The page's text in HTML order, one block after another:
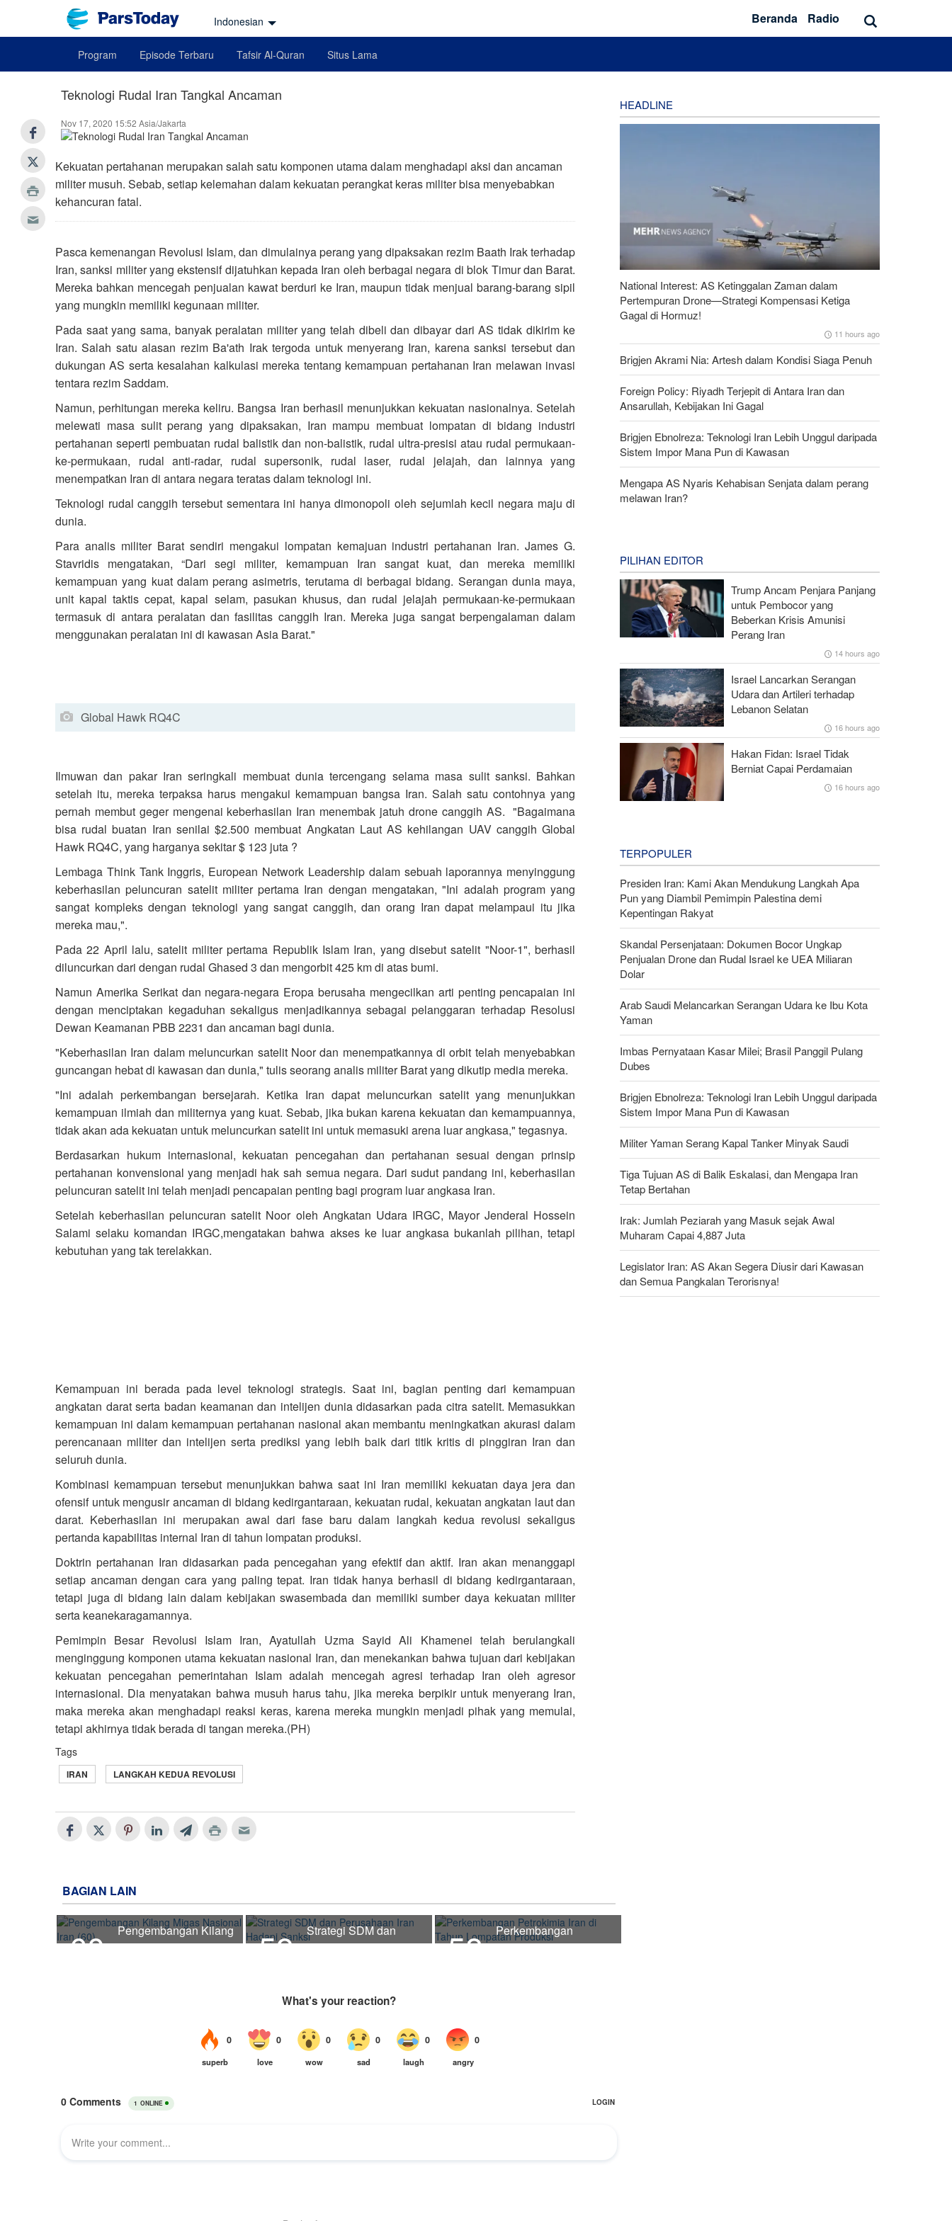
Indonesian Beranda Radio
Program Episode Terbaru Tafsir Al-Quran Situs Lama
Teknologi Rudal Iran Tangkal Ancaman
Nov 17, 2020 15:52 Asia/Jakarta
Kekuatan pertahanan merupakan salah satu komponen utama dalam menghadapi aksi dan ancaman
militer musuh. Sebab, setiap kelemahan dalam kekuatan perangkat keras militer bisa menyebabkan
kehancuran fatal.
Pasca kemenangan Revolusi Islam, dan dimulainya perang yang dipaksakan rezim Baath Irak terhadap
Iran, sanksi militer yang ekstensif dijatuhkan kepada Iran oleh berbagai negara di blok Timur dan Barat.
Mereka bahkan mencegah penjualan kawat berduri ke Iran, maupun tidak menjual barang-barang sipil
yang mungkin memiliki kegunaan militer.
Pada saat yang sama, banyak peralatan militer yang telah dibeli dan dibayar dari AS tidak dikirim ke
Iran. Salah satu alasan rezim Ba'ath Irak tergoda untuk menyerang Iran, karena sanksi tersebut dan
dukungan AS serta kesalahan kalkulasi mereka tentang kemampuan pertahanan Iran melawan invasi
tentara rezim Saddam.
Namun, perhitungan mereka keliru. Bangsa Iran berhasil menunjukkan kekuatan nasionalnya. Setelah
melewati masa sulit perang yang dipaksakan, Iran mampu membuat lompatan di bidang industri
pertahanan seperti pembuatan rudal balistik dan non-balistik, rudal ultra-presisi atau rudal permukaan-
ke-permukaan, rudal anti-radar, rudal supersonik, rudal laser, rudal jelajah, dan lainnya yang
menempatkan Iran di antara negara teratas dalam teknologi ini.
Teknologi rudal canggih tersebut sementara ini hanya dimonopoli oleh sejumlah kecil negara maju di
dunia.
Para analis militer Barat sendiri mengakui lompatan kemajuan industri pertahanan Iran. James G.
Stavridis mengatakan, “Dari segi militer, kemampuan Iran sangat kuat, dan mereka memiliki
kemampuan yang kuat dalam perang asimetris, terutama di berbagai bidang. Serangan dunia maya,
unit kapal taktis cepat, kapal selam, pasukan khusus, dan rudal jelajah permukaan-ke-permukaan
termasuk di antara peralatan dan fasilitas canggih Iran. Mereka juga sangat berpengalaman dalam
menggunakan peralatan ini di kawasan Asia Barat."
Global Hawk RQ4C
Ilmuwan dan pakar Iran seringkali membuat dunia tercengang selama masa sulit sanksi. Bahkan
setelah itu, mereka terpaksa harus mengakui kemampuan bangsa Iran. Salah satu contohnya yang
pernah membut geger mengenai keberhasilan Iran menembak jatuh drone canggih AS. "Bagaimana
bisa rudal buatan Iran senilai $2.500 membuat Angkatan Laut AS kehilangan UAV canggih Global
Hawk RQ4C, yang harganya sekitar $ 123 juta ?
Lembaga Think Tank Inggris, European Network Leadership dalam sebuah laporannya menyinggung
keberhasilan peluncuran satelit militer pertama Iran dengan mengatakan, "Ini adalah program yang
sangat kompleks dengan teknologi yang sangat canggih, dan orang Iran dapat melampaui itu jika
mereka mau,".
Pada 22 April lalu, satelit militer pertama Republik Islam Iran, yang disebut satelit "Noor-1", berhasil
diluncurkan dari dengan rudal Ghased 3 dan mengorbit 425 km di atas bumi.
Namun Amerika Serikat dan negara-negara Eropa berusaha mengecilkan arti penting pencapaian ini
dengan menciptakan kegaduhan sekaligus menjadikannya sebagai pelanggaran terhadap Resolusi
Dewan Keamanan PBB 2231 dan ancaman bagi dunia.
"Keberhasilan Iran dalam meluncurkan satelit Noor dan menempatkannya di orbit telah menyebabkan
guncangan hebat di kawasan dan dunia," tulis seorang analis militer Barat yang dikutip media mereka.
"Ini adalah perkembangan bersejarah. Ketika Iran dapat meluncurkan satelit yang menunjukkan
kemampuan ilmiah dan militernya yang kuat. Sebab, jika bukan karena kekuatan dan kemampuannya,
tidak akan ada kekuatan untuk meluncurkan satelit ini untuk memasuki arena luar angkasa," tegasnya.
Berdasarkan hukum internasional, kekuatan pencegahan dan pertahanan sesuai dengan prinsip
pertahanan konvensional yang menjadi hak sah semua negara. Dari sudut pandang ini, keberhasilan
peluncuran satelit ini telah menjadi pencapaian penting bagi program luar angkasa Iran.
Setelah keberhasilan peluncuran satelit Noor oleh Angkatan Udara IRGC, Mayor Jenderal Hossein
Salami selaku komandan IRGC,mengatakan bahwa akses ke luar angkasa bukanlah pilihan, tetapi
kebutuhan yang tak terelakkan.
Kemampuan ini berada pada level teknologi strategis. Saat ini, bagian penting dari kemampuan
angkatan darat serta badan keamanan dan intelijen dunia didasarkan pada citra satelit. Memasukkan
kemampuan ini dalam kemampuan pertahanan nasional akan membantu meningkatkan akurasi dalam
perencanaan militer dan intelijen serta prediksi yang lebih baik dari titik kritis di pinggiran Iran dan
seluruh dunia.
Kombinasi kemampuan tersebut menunjukkan bahwa saat ini Iran memiliki kekuatan daya jera dan
ofensif untuk mengusir ancaman di bidang kedirgantaraan, kekuatan rudal, kekuatan angkatan laut dan
darat. Keberhasilan ini merupakan awal dari fase baru dalam langkah kedua revolusi sekaligus
pertanda kapabilitas internal Iran di tahun lompatan produksi.
Doktrin pertahanan Iran didasarkan pada pencegahan yang efektif dan aktif. Iran akan menanggapi
setiap ancaman dengan cara yang paling tepat. Iran tidak hanya berhasil di bidang kedirgantaraan,
tetapi juga di bidang lain dalam kebijakan swasembada dan memiliki sumber daya kekuatan militer
serta keanekaragamannya.
Pemimpin Besar Revolusi Islam Iran, Ayatullah Uzma Sayid Ali Khamenei telah berulangkali
menginggung komponen utama kekuatan nasional Iran, dan menekankan bahwa tujuan dari kebijakan
kekuatan pencegahan pemerintahan Islam adalah mencegah agresi terhadap Iran oleh agresor
internasional. Dia menyatakan bahwa musuh harus tahu, jika mereka berpikir untuk menyerang Iran,
maka mereka akan menghadapi reaksi keras, karena mereka mungkin menjadi pihak yang memulai,
tetapi akhirnya tidak berada di tangan mereka.(PH)
Tags
IRAN LANGKAH KEDUA REVOLUSI
BAGIAN LAIN
60
Pengembangan Kilang
Migas Nasional Iran
59
Strategi SDM dan
Perusahaan Iran
58
Perkembangan
Petrokimia Iran di Tahun
HEADLINE
National Interest: AS Ketinggalan Zaman dalam
Pertempuran Drone—Strategi Kompensasi Ketiga
Gagal di Hormuz!
11 hours ago
Brigjen Akrami Nia: Artesh dalam Kondisi Siaga Penuh
Foreign Policy: Riyadh Terjepit di Antara Iran dan
Ansarullah, Kebijakan Ini Gagal
Brigjen Ebnolreza: Teknologi Iran Lebih Unggul daripada
Sistem Impor Mana Pun di Kawasan
Mengapa AS Nyaris Kehabisan Senjata dalam perang
melawan Iran?
PILIHAN EDITOR
Trump Ancam Penjara Panjang
untuk Pembocor yang
Beberkan Krisis Amunisi
Perang Iran
14 hours ago
Israel Lancarkan Serangan
Udara dan Artileri terhadap
Lebanon Selatan
16 hours ago
Hakan Fidan: Israel Tidak
Berniat Capai Perdamaian
16 hours ago
TERPOPULER
Presiden Iran: Kami Akan Mendukung Langkah Apa
Pun yang Diambil Pemimpin Palestina demi
Kepentingan Rakyat
Skandal Persenjataan: Dokumen Bocor Ungkap
Penjualan Drone dan Rudal Israel ke UEA Miliaran
Dolar
Arab Saudi Melancarkan Serangan Udara ke Ibu Kota
Yaman
Imbas Pernyataan Kasar Milei; Brasil Panggil Pulang
Dubes
Brigjen Ebnolreza: Teknologi Iran Lebih Unggul daripada
Sistem Impor Mana Pun di Kawasan
Militer Yaman Serang Kapal Tanker Minyak Saudi
Tiga Tujuan AS di Balik Eskalasi, dan Mengapa Iran
Tetap Bertahan
Irak: Jumlah Peziarah yang Masuk sejak Awal
Muharam Capai 4,887 Juta
Legislator Iran: AS Akan Segera Diusir dari Kawasan
dan Semua Pangkalan Terorisnya!